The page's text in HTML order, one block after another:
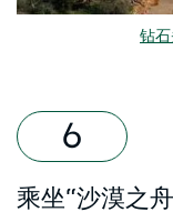
钻
乘坐“沙漠之